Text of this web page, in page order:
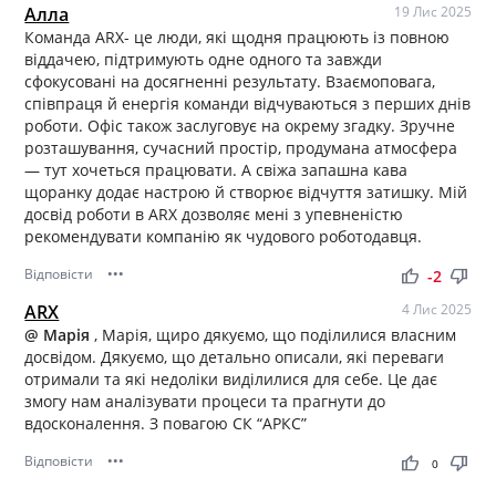
Алла 19 Лис 2025
Команда ARX- це люди, які щодня працюють із повною
віддачею, підтримують одне одного та завжди
сфокусовані на досягненні результату. Взаємоповага,
співпраця й енергія команди відчуваються з перших днів
роботи. Офіс також заслуговує на окрему згадку. Зручне
розташування, сучасний простір, продумана атмосфера
— тут хочеться працювати. А свіжа запашна кава
щоранку додає настрою й створює відчуття затишку. Мій
досвід роботи в ARX дозволяє мені з упевненістю
рекомендувати компанію як чудового роботодавця.
Відповісти ••• thumb_up thumb_down
-2
ARX 4 Лис 2025
@ Марія, Марія, щиро дякуємо, що поділилися власним
досвідом. Дякуємо, що детально описали, які переваги
отримали та які недоліки виділилися для себе. Це дає
змогу нам аналізувати процеси та прагнути до
вдосконалення. З повагою СК “АРКС”
Відповісти ••• thumb_up thumb_down
0